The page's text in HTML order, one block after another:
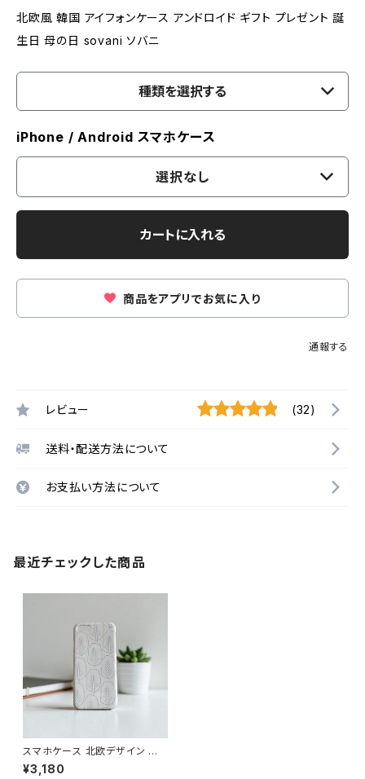
北欧風 韓国 アイフォンケース アンドロイド ギフト プレゼント 誕
生日 母の日 sovani ソバニ
種類を選択する
iPhone / Android スマホケース
選択なし
カートに入れる
商品をアプリでお気に入り
通報する
レビュー (32)
送料・配送方法について
お支払い方法について
最近チェックした商品
スマホケース 北欧デザイン ハ
ードケース iPhone17/galaxy/
Googlepixel/Xperia シンプ
¥3,180